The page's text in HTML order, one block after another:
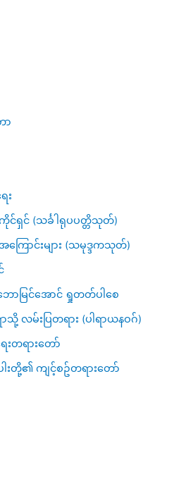
ာ
း
င် (သင်္ခါရုပပတ္တိသုတ်)
ြောင်းများ (သမုဒ္ဒကသုတ်)
မြင်အောင် ရှုတတ်ပါစေ
လမ်းပြတရား (ပါရာယနဝဂ်)
းတရားတော်
းတို့၏ ကျင့်စဥ်တရားတော်